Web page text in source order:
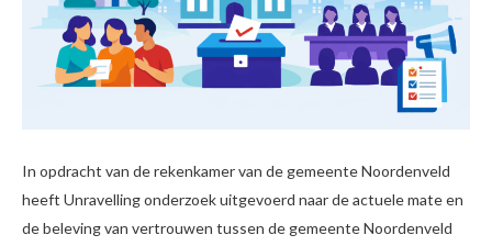
In opdracht van de rekenkamer van de gemeente Noordenveld
heeft Unravelling onderzoek uitgevoerd naar de actuele mate en
de beleving van vertrouwen tussen de gemeente Noordenveld